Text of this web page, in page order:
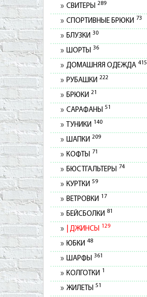
СВИТЕРЫ 289
СПОРТИВНЫЕ БРЮКИ 73
БЛУЗКИ 30
ШОРТЫ 36
ДОМАШНЯЯ ОДЕЖДА 415
РУБАШКИ 222
БРЮКИ 21
САРАФАНЫ 51
ТУНИКИ 140
ШАПКИ 209
КОФТЫ 71
БЮСТГАЛЬТЕРЫ 74
КУРТКИ 59
ВЕТРОВКИ 17
БЕЙСБОЛКИ 81
ДЖИНСЫ 129
ЮБКИ 48
ШАРФЫ 361
КОЛГОТКИ 1
ЖИЛЕТЫ 51